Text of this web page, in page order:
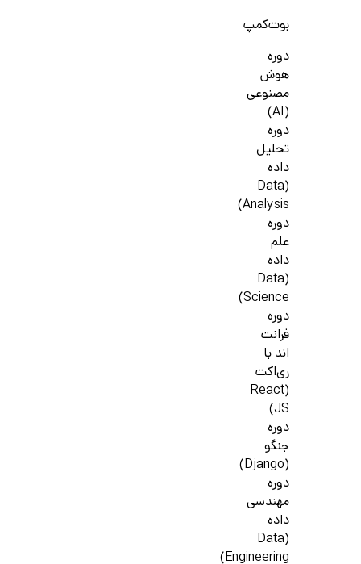
بوت‌کمپ
دوره
هوش
مصنوعی
(AI)
دوره
تحلیل
داده
(Data
Analysis)
دوره
علم
داده
(Data
Science)
دوره
فرانت
اند با
ری‌اکت
(React
JS)
دوره
جنگو
(Django)
دوره
مهندسی
داده
(Data
Engineering)